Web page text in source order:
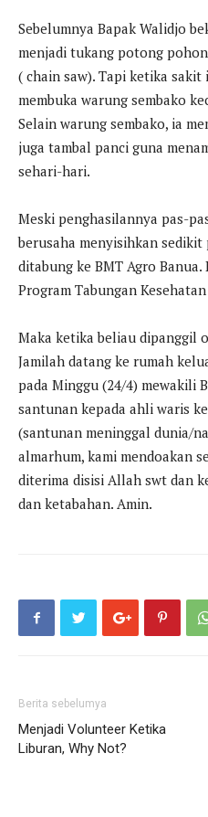
Sebelumnya Bapak Walidjo
menjadi tukang potong
( chain saw). Tapi ketika
membuka warung sembako
Selain warung sembako, ia
juga tambal panci guna
sehari-hari.
Meski penghasilannya pas-
berusaha menyisihkan
ditabung ke BMT Agro
Program Tabungan
Maka ketika beliau dipanggil
Jamilah datang ke rumah
pada Minggu (24/4) mewakili
santunan kepada ahli waris
(santunan meninggal dunia/
almarhum, kami mendoakan
diterima disisi Allah swt dan
dan ketabahan. Amin.
Berita sebelumya
Menjadi Volunteer Ketika
Liburan, Why Not?